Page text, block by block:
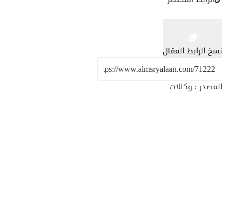
نسخ الرابط المقال
المصدر : وكالات